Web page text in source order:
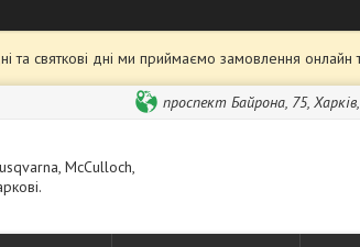
та святкові дні ми приймаємо замовлення
проспект Байрона, 75,
McCulloch,